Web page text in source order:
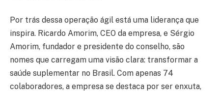
Por trás dessa operação ágil está uma liderança que
inspira. Ricardo Amorim, CEO da empresa, e Sérgio
Amorim, fundador e presidente do conselho, são
nomes que carregam uma visão clara: transformar a
saúde suplementar no Brasil. Com apenas 74
colaboradores, a empresa se destaca por ser enxuta,